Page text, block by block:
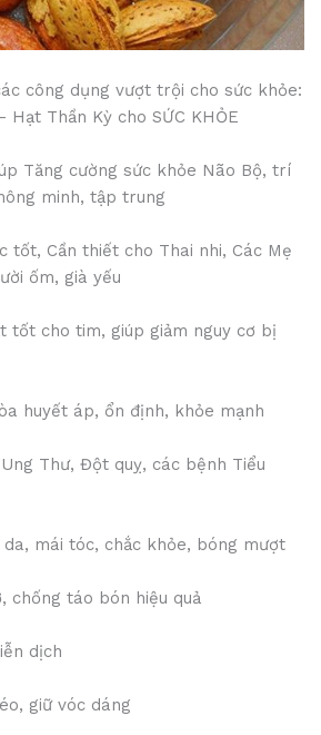
công dụng vượt trội cho sức khỏe:
Hạt Thần Kỳ cho SỨC KHỎE
Tăng cường sức khỏe Não Bộ, trí
minh, tập trung
tốt, Cần thiết cho Thai nhi, Các Mẹ
ốm, già yếu
tốt cho tim, giúp giảm nguy cơ bị
huyết áp, ổn định, khỏe mạnh
Thư, Đột quỵ, các bệnh Tiểu
da, mái tóc, chắc khỏe, bóng mượt
chống táo bón hiệu quả
dịch
giữ vóc dáng